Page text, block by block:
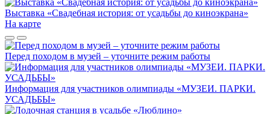
Выставка «Свадебная история: от усадьбы до киноэкрана»
На карте
Перед походом в музей – уточните режим работы
Информация для участников олимпиады «МУЗЕИ. ПАРКИ.
УСАДЬБЫ»